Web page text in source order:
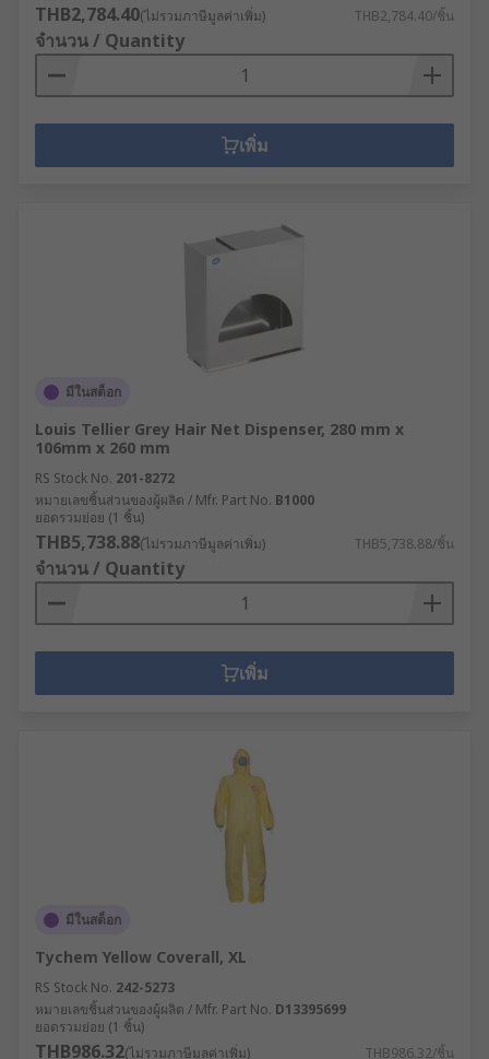
THB2,784.40(ไม่รวมภาษีมูลค่าเพิ่ม) THB2,784.40/ชิ้น
จำนวน / Quantity
เพิ่ม
มีในสต็อก
Louis Tellier Grey Hair Net Dispenser, 280 mm x
106mm x 260 mm
RS Stock No. 201-8272
หมายเลขชิ้นส่วนของผู้ผลิต / Mfr. Part No. B1000
ยอดรวมย่อย (1 ชิ้น)
THB5,738.88(ไม่รวมภาษีมูลค่าเพิ่ม) THB5,738.88/ชิ้น
จำนวน / Quantity
เพิ่ม
มีในสต็อก
Tychem Yellow Coverall, XL
RS Stock No. 242-5273
หมายเลขชิ้นส่วนของผู้ผลิต / Mfr. Part No. D13395699
ยอดรวมย่อย (1 ชิ้น)
THB986.32(ไม่รวมภาษีมูลค่าเพิ่ม) THB986.32/ชิ้น